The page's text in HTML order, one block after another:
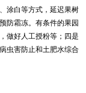
涂白等方式，延迟果树
防霜冻。有条件的果园
做好人工授粉等；四是
虫害防止和土肥水综合